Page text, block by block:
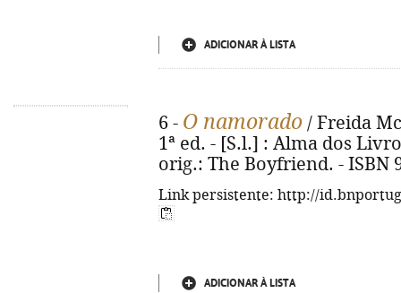
ADICIONAR À LISTA
6 - O namorado / Freida
1ª ed. - [S.l.] : Alma dos
orig.: The Boyfriend. - ISBN
Link persistente: http://
ADICIONAR À LISTA